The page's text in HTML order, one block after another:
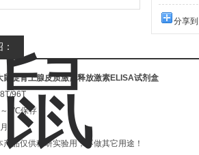
分享到
鼠促肾上腺皮质激素释放激素ELISA试剂盒
96T
8℃保存
产品仅供科研实验用，不做其它用途！